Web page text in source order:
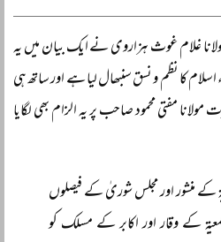
غلام غوث ہزاروی نے ایک بیان میں یہ
کا نظم و نسق سنبھال لیا ہے اور ساتھ ہی
مفتی محمود صاحب پر یہ الزام بھی لگایا
کے منشور اور مجلس شوریٰ کے فیصلوں
کے وقار اور اکابر کے مسلک کو